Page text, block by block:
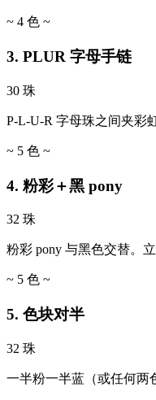
~ 4 色 ~
3. PLUR 字母手链
30 珠
P-L-U-R 字母珠之间夹彩
~ 5 色 ~
4. 粉彩＋黑 pony
32 珠
粉彩 pony 与黑色交替。
~ 5 色 ~
5. 色块对半
32 珠
一半粉一半蓝（或任何两